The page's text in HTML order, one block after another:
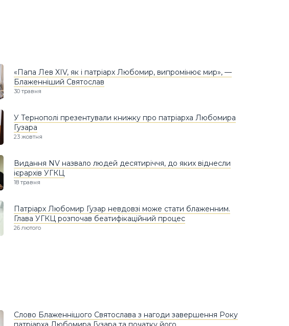
«Папа Лев XIV, як і патріарх Любомир, випромінює мир», —
Блаженніший Святослав
30 травня
У Тернополі презентували книжку про патріарха Любомира
Гузара
23 жовтня
Видання NV назвало людей десятиріччя, до яких віднесли
ієрархів УГКЦ
18 травня
Патріарх Любомир Гузар невдовзі може стати блаженним.
Глава УГКЦ розпочав беатифікаційний процес
26 лютого
Слово Блаженнішого Святослава з нагоди завершення Року